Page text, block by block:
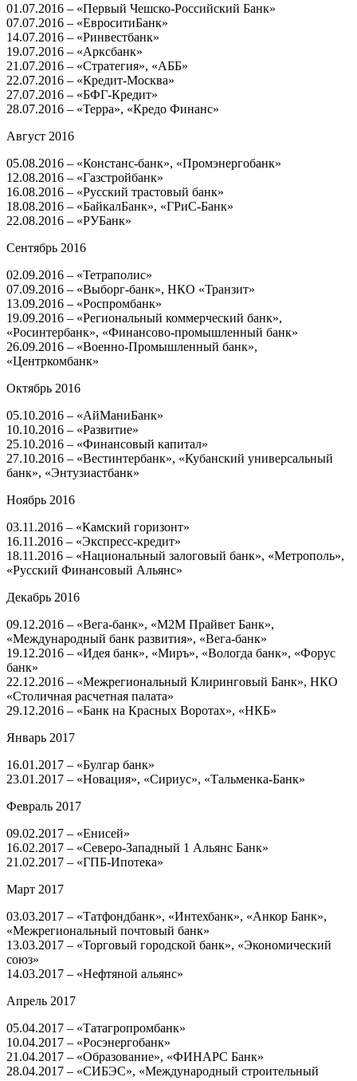
01.07.2016 – «Первый Чешско-Российский Банк»
07.07.2016 – «ЕвроситиБанк»
14.07.2016 – «Ринвестбанк»
19.07.2016 – «Арксбанк»
21.07.2016 – «Стратегия», «АББ»
22.07.2016 – «Кредит-Москва»
27.07.2016 – «БФГ-Кредит»
28.07.2016 – «Терра», «Кредо Финанс»
Август 2016
05.08.2016 – «Констанс-банк», «Промэнергобанк»
12.08.2016 – «Газстройбанк»
16.08.2016 – «Русский трастовый банк»
18.08.2016 – «БайкалБанк», «ГРиС-Банк»
22.08.2016 – «РУБанк»
Сентябрь 2016
02.09.2016 – «Тетраполис»
07.09.2016 – «Выборг-банк», НКО «Транзит»
13.09.2016 – «Роспромбанк»
19.09.2016 – «Региональный коммерческий банк»,
«Росинтербанк», «Финансово-промышленный банк»
26.09.2016 – «Военно-Промышленный банк»,
«Центркомбанк»
Октябрь 2016
05.10.2016 – «АйМаниБанк»
10.10.2016 – «Развитие»
25.10.2016 – «Финансовый капитал»
27.10.2016 – «Вестинтербанк», «Кубанский универсальный
банк», «Энтузиастбанк»
Ноябрь 2016
03.11.2016 – «Камский горизонт»
16.11.2016 – «Экспресс-кредит»
18.11.2016 – «Национальный залоговый банк», «Метрополь»,
«Русский Финансовый Альянс»
Декабрь 2016
09.12.2016 – «Вега-банк», «М2М Прайвет Банк»,
«Международный банк развития», «Вега-банк»
19.12.2016 – «Идея банк», «Миръ», «Вологда банк», «Форус
банк»
22.12.2016 – «Межрегиональный Клиринговый Банк», НКО
«Столичная расчетная палата»
29.12.2016 – «Банк на Красных Воротах», «НКБ»
Январь 2017
16.01.2017 – «Булгар банк»
23.01.2017 – «Новация», «Сириус», «Тальменка-Банк»
Февраль 2017
09.02.2017 – «Енисей»
16.02.2017 – «Северо-Западный 1 Альянс Банк»
21.02.2017 – «ГПБ-Ипотека»
Март 2017
03.03.2017 – «Татфондбанк», «Интехбанк», «Анкор Банк»,
«Межрегиональный почтовый банк»
13.03.2017 – «Торговый городской банк», «Экономический
союз»
14.03.2017 – «Нефтяной альянс»
Апрель 2017
05.04.2017 – «Татагропромбанк»
10.04.2017 – «Росэнергобанк»
21.04.2017 – «Образование», «ФИНАРС Банк»
28.04.2017 – «СИБЭС», «Международный строительный